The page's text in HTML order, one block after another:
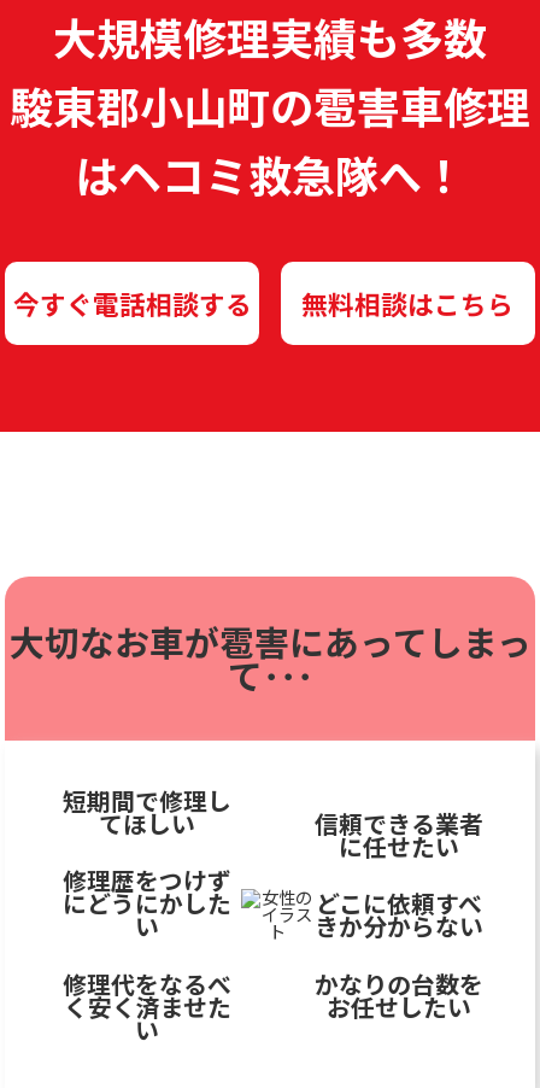
大規模修理実績も多数
駿東郡小山町の雹害車修理
はヘコミ救急隊へ！
今すぐ電話相談する 無料相談はこちら
大切なお車が雹害にあってしまっ
て･･･
短期間で修理し
てほしい
修理歴をつけず
にどうにかした
い
修理代をなるべ
く安く済ませた
い
信頼できる業者
に任せたい
どこに依頼すべ
きか分からない
かなりの台数を
お任せしたい